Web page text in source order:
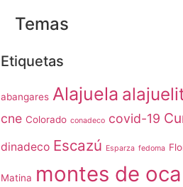
Temas
Etiquetas
abangares Alajuela
cne Colorado conadeco covid-19
dinadeco Escazú Esparza fedoma
Matina montes de oca